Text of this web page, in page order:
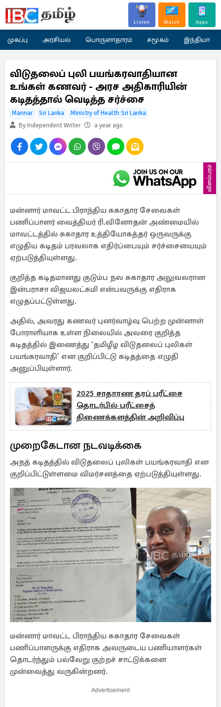
Listen Watch Apps
முகப்பு அரசியல் பொருளாதாரம் சமூகம் இந்தியா
விடுதலைப் புலி பயங்கரவாதியான
உங்கள் கணவர் - அரச அதிகாரியின்
கடிதத்தால் வெடித்த சர்ச்சை
Mannar Sri Lanka
Ministry of Health Sri Lanka
By Independent Writer
a year ago
விளம்பரம்
மன்னார் மாவட்ட பிராந்திய சுகாதார சேவைகள்
பணிப்பாளர் வைத்தியர் ரி.வினோதன் அண்மையில்
மாவட்டத்தில் சுகாதார உத்தியோகத்தர் ஒருவருக்கு
எழுதிய கடிதம் பரவலாக எதிர்ப்பையும் சர்ச்சையையும்
ஏற்படுத்தியுள்ளது.
குறித்த கடிதமானது குடும்ப நல சுகாதார அலுவலரான
இன்பராசா விஜயலட்சுமி என்பவருக்கு எதிராக
எழுதப்பட்டுள்ளது.
அதில், அவரது கணவர் புனர்வாழ்வு பெற்ற முன்னாள்
போராளியாக உள்ள நிலையில் அவரை குறித்த
கடிதத்தில் இணைத்து ‘தமிழீழ விடுதலைப் புலிகள்
பயங்கரவாதி’ என குறிப்பிட்டு கடிதத்தை எழுதி
அனுப்பியுள்ளார்.
2025 சாதாரண தரப் பரீட்சை
தொடர்பில் பரீட்சைத்
திணைக்களத்தின் அறிவிப்பு
முறைகேடான நடவடிக்கை
அநத் கடிதத்தில் விடுதலைப் புலிகள் பயங்கரவாதி என
குறிப்பிட்டுள்ளமை விமர்சனத்தை ஏற்படுத்தியுள்ளது.
மன்னார் மாவட்ட பிராந்திய சுகாதார சேவைகள்
பணிப்பாளருக்கு எதிராக அவருடைய பணியாளர்கள்
தொடர்ந்தும் பல்வேறு குற்றச் சாட்டுக்களை
முன்வைத்து வருகின்றனர்.
Advertisement